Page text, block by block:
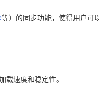
等）的同步功能，使得用户可
速度和稳定性。